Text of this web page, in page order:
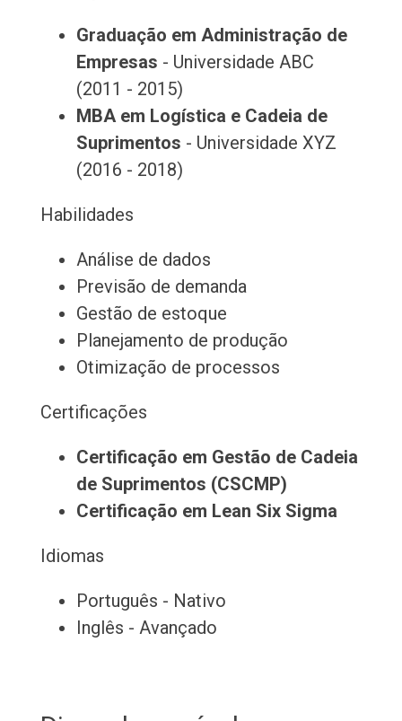
Graduação em Administração de
Empresas - Universidade ABC
(2011 - 2015)
MBA em Logística e Cadeia de
Suprimentos - Universidade XYZ
(2016 - 2018)
Habilidades
Análise de dados
Previsão de demanda
Gestão de estoque
Planejamento de produção
Otimização de processos
Certificações
Certificação em Gestão de Cadeia
de Suprimentos (CSCMP)
Certificação em Lean Six Sigma
Idiomas
Português - Nativo
Inglês - Avançado